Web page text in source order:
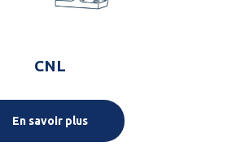
CNL
En savoir plus